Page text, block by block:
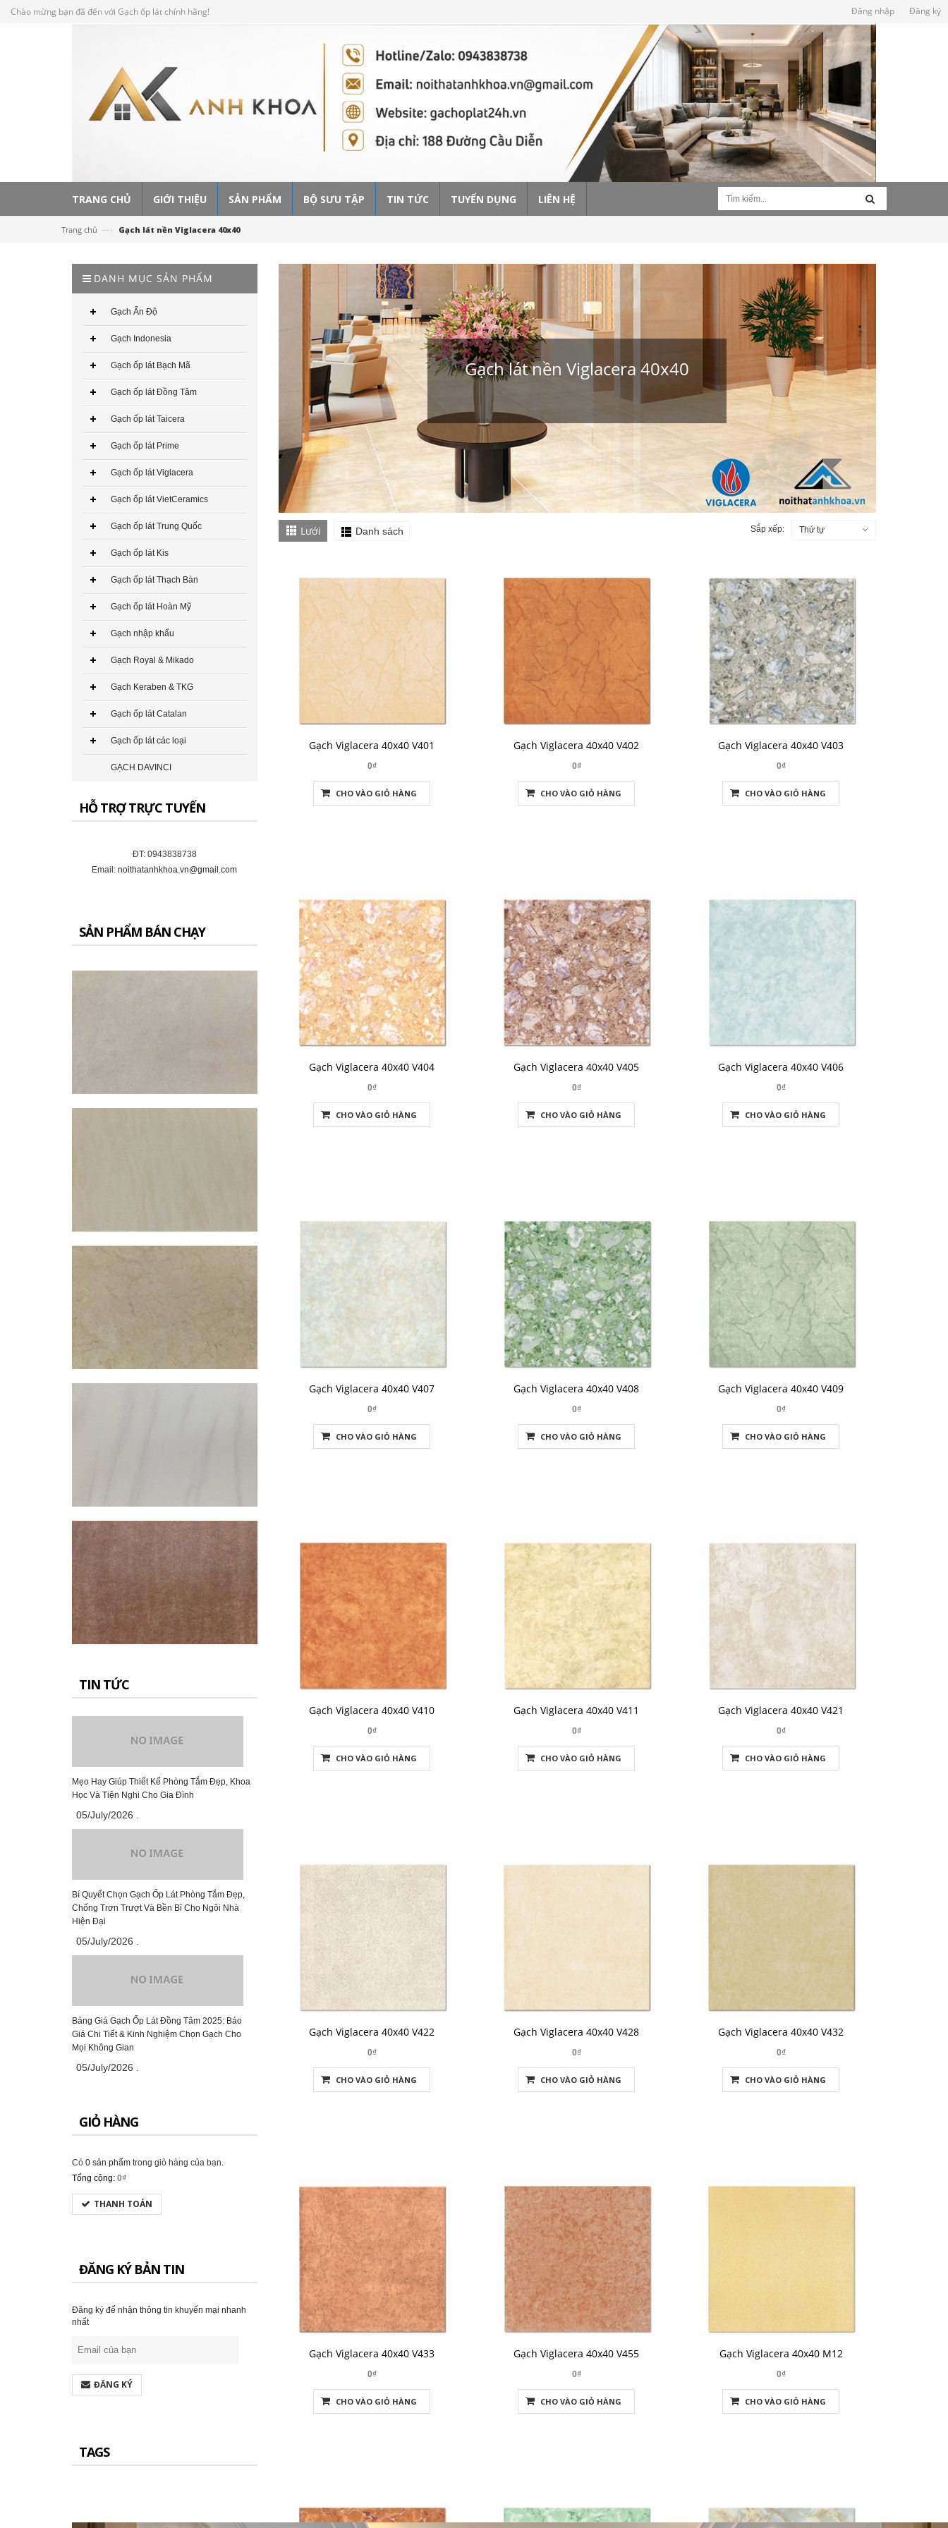
Chào mừng bạn đã đến với Gạch ốp lát chính hãng! Đăng nhập Đăng ký
TRANG CHỦ GIỚI THIỆU SẢN PHẨM BỘ SƯU TẬP TIN TỨC TUYỂN DỤNG LIÊN HỆ
Trang chủ —› Gạch lát nền Viglacera 40x40
Gạch lát nền Viglacera 40x40
Lưới Danh sách Sắp xếp: Thứ tự
Gạch Viglacera 40x40 V401
0₫
CHO VÀO GIỎ HÀNG
Gạch Viglacera 40x40 V402
0₫
CHO VÀO GIỎ HÀNG
Gạch Viglacera 40x40 V403
0₫
CHO VÀO GIỎ HÀNG
Gạch Viglacera 40x40 V404
0₫
CHO VÀO GIỎ HÀNG
Gạch Viglacera 40x40 V405
0₫
CHO VÀO GIỎ HÀNG
Gạch Viglacera 40x40 V406
0₫
CHO VÀO GIỎ HÀNG
Gạch Viglacera 40x40 V407
0₫
CHO VÀO GIỎ HÀNG
Gạch Viglacera 40x40 V408
0₫
CHO VÀO GIỎ HÀNG
Gạch Viglacera 40x40 V409
0₫
CHO VÀO GIỎ HÀNG
Gạch Viglacera 40x40 V410
0₫
CHO VÀO GIỎ HÀNG
Gạch Viglacera 40x40 V411
0₫
CHO VÀO GIỎ HÀNG
Gạch Viglacera 40x40 V421
0₫
CHO VÀO GIỎ HÀNG
Gạch Viglacera 40x40 V422
0₫
CHO VÀO GIỎ HÀNG
Gạch Viglacera 40x40 V428
0₫
CHO VÀO GIỎ HÀNG
Gạch Viglacera 40x40 V432
0₫
CHO VÀO GIỎ HÀNG
Gạch Viglacera 40x40 V433
0₫
CHO VÀO GIỎ HÀNG
Gạch Viglacera 40x40 V455
0₫
CHO VÀO GIỎ HÀNG
Gạch Viglacera 40x40 M12
0₫
CHO VÀO GIỎ HÀNG
DANH MỤC SẢN PHẨM
Gạch Ấn Độ
Gạch Indonesia
Gạch ốp lát Bạch Mã
Gạch ốp lát Đồng Tâm
Gạch ốp lát Taicera
Gạch ốp lát Prime
Gạch ốp lát Viglacera
Gạch ốp lát VietCeramics
Gạch ốp lát Trung Quốc
Gạch ốp lát Kis
Gạch ốp lát Thạch Bàn
Gạch ốp lát Hoàn Mỹ
Gạch nhập khẩu
Gạch Royal & Mikado
Gạch Keraben & TKG
Gạch ốp lát Catalan
Gạch ốp lát các loại
GẠCH DAVINCI
HỖ TRỢ TRỰC TUYẾN
ĐT: 0943838738
Email:noithatanhkhoa.vn@gmail.com
SẢN PHẨM BÁN CHẠY
349.000₫
CHO VÀO GIỎ HÀNG
Gạch Đồng Tâm 60×60 – DTD6060NHUTHACH002-SP
349.000₫
CHO VÀO GIỎ HÀNG
CHO VÀO GIỎ HÀNG
349.000₫
CHO VÀO GIỎ HÀNG
291.000₫
CHO VÀO GIỎ HÀNG
349.000₫
CHO VÀO GIỎ HÀNG
349.000₫
349.000₫
Gạch Đồng Tâm 60×60 – DTD6060CREMA-MAFIL01
CHO VÀO GIỎ HÀNG
TIN TỨC
Mẹo Hay Giúp Thiết Kế Phòng Tắm Đẹp, Khoa
Học Và Tiện Nghi Cho Gia Đình
05/July/2026
Bí Quyết Chọn Gạch Ốp Lát Phòng Tắm Đẹp,
Chống Trơn Trượt Và Bền Bỉ Cho Ngôi Nhà
Hiện Đại
05/July/2026
Bảng Giá Gạch Ốp Lát Đồng Tâm 2025: Báo
Giá Chi Tiết & Kinh Nghiệm Chọn Gạch Cho
Mọi Không Gian
05/July/2026
GIỎ HÀNG
Có 0 sản phẩm trong giỏ hàng của bạn.
Tổng cộng: 0₫
THANH TOÁN
ĐĂNG KÝ BẢN TIN
Đăng ký để nhận thông tin khuyến mại nhanh
nhất
ĐĂNG KÝ
TAGS